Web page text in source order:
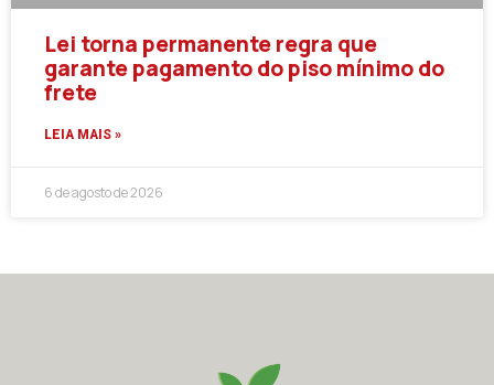
Lei torna permanente regra que
garante pagamento do piso mínimo do
frete
LEIA MAIS »
6 de agosto de 2026